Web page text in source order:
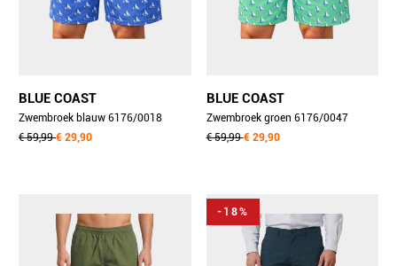
BLUE COAST
Zwembroek blauw 6176/0018
€ 59,99€ 29,90
BLUE COAST
Zwembroek groen 6176/0047
€ 59,99€ 29,90
-18%